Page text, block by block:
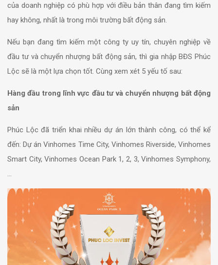
của doanh nghiệp có phù hợp với điều bản thân đang tìm kiếm
hay không, nhất là trong môi trường bất động sản.
Nếu bạn đang tìm kiếm một công ty uy tín, chuyên nghiệp về
đầu tư và chuyển nhượng bất động sản, thì gia nhập BĐS Phúc
Lộc sẽ là một lựa chọn tốt. Cùng xem xét 5 yếu tố sau:
Hàng đầu trong lĩnh vực đầu tư và chuyển nhượng bất động
sản
Phúc Lộc đã triển khai nhiều dự án lớn thành công, có thể kể
đến:Dự án Vinhomes Time City, Vinhomes Riverside, Vinhomes
Smart City, Vinhomes Ocean Park 1, 2, 3, Vinhomes Symphony,